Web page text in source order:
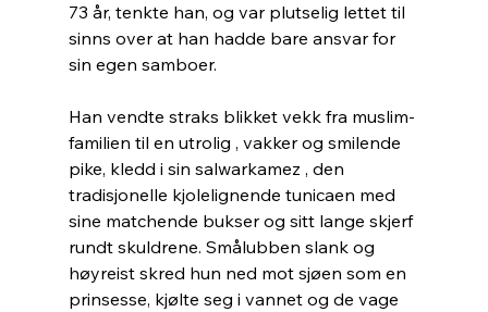
73 år, tenkte han, og var plutselig lettet til
sinns over at han hadde bare ansvar for
sin egen samboer.
Han vendte straks blikket vekk fra muslim-
familien til en utrolig , vakker og smilende
pike, kledd i sin salwarkamez , den
tradisjonelle kjolelignende tunicaen med
sine matchende bukser og sitt lange skjerf
rundt skuldrene. Smålubben slank og
høyreist skred hun ned mot sjøen som en
prinsesse, kjølte seg i vannet og de vage